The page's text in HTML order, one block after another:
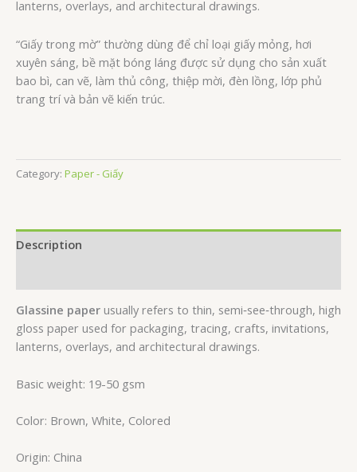
lanterns, overlays, and architectural drawings.
“Giấy trong mờ” thường dùng để chỉ loại giấy mỏng, hơi
xuyên sáng, bề mặt bóng láng được sử dụng cho sản xuất
bao bì, can vẽ, làm thủ công, thiệp mời, đèn lồng, lớp phủ
trang trí và bản vẽ kiến trúc.
Category: Paper - Giấy
Description
Glassine paper usually refers to thin, semi‑see‑through, high
gloss paper used for packaging, tracing, crafts, invitations,
lanterns, overlays, and architectural drawings.
Basic weight: 19-50 gsm
Color: Brown, White, Colored
Origin: China